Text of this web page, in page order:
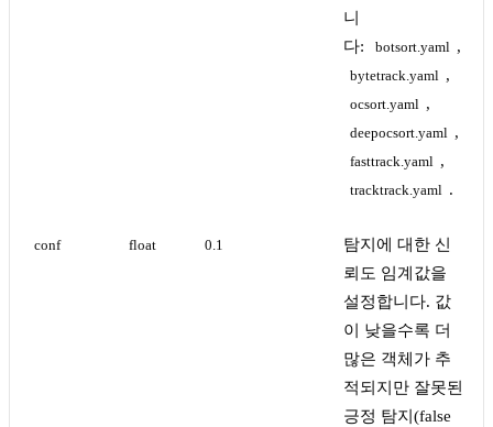
니
다:
botsort.yaml ,
bytetrack.yaml ,
ocsort.yaml ,
deepocsort.yaml ,
fasttrack.yaml ,
tracktrack.yaml .
conf float 0.1
탐지에 대한 신
뢰도 임계값을
설정합니다. 값
이 낮을수록 더
많은 객체가 추
적되지만 잘못된
긍정 탐지(false